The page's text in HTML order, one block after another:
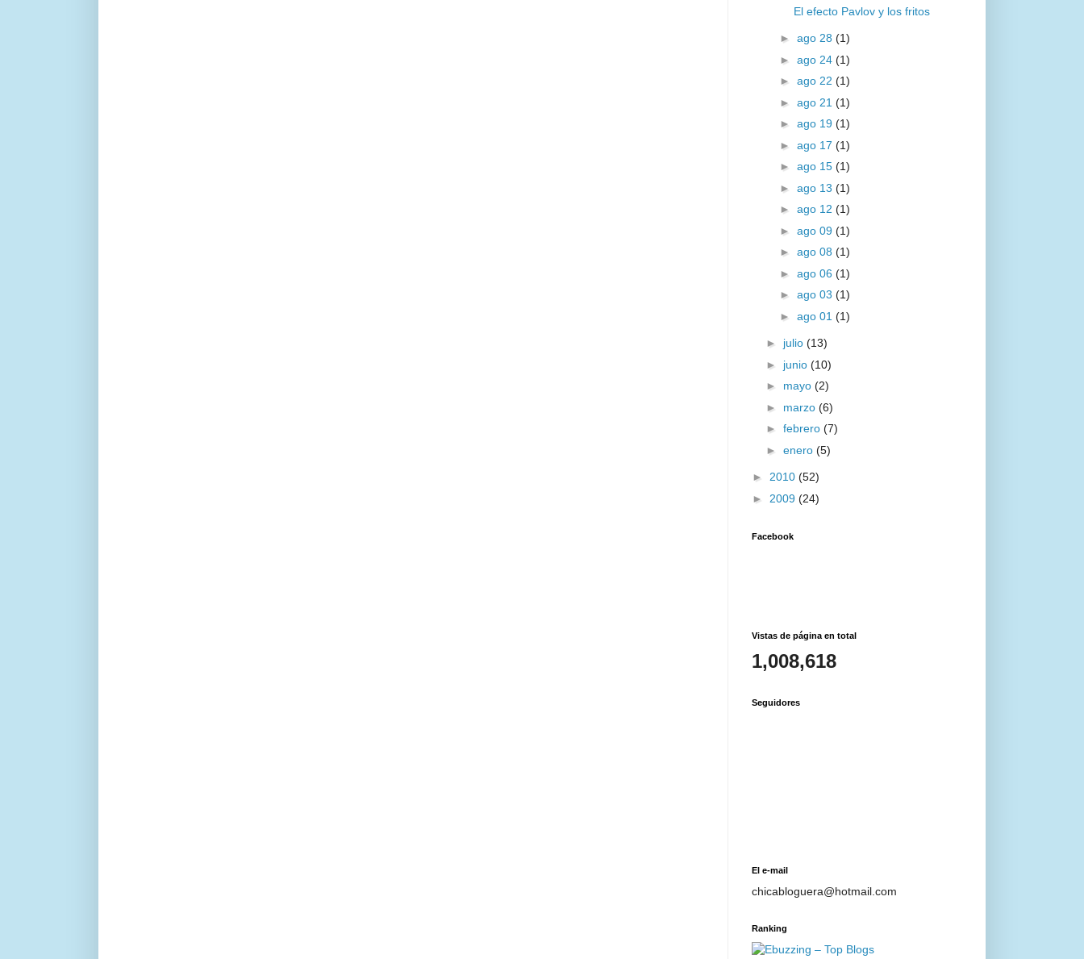
El efecto Pavlov y los fritos
► ago 28 (1)
► ago 24 (1)
► ago 22 (1)
► ago 21 (1)
► ago 19 (1)
► ago 17 (1)
► ago 15 (1)
► ago 13 (1)
► ago 12 (1)
► ago 09 (1)
► ago 08 (1)
► ago 06 (1)
► ago 03 (1)
► ago 01 (1)
► julio (13)
► junio (10)
► mayo (2)
► marzo (6)
► febrero (7)
► enero (5)
► 2010 (52)
► 2009 (24)
Facebook
Vistas de página en total
1,008,618
Seguidores
El e-mail
chicabloguera@hotmail.com
Ranking